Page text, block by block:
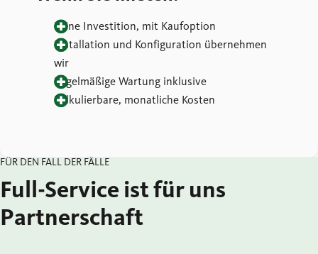
Keine Investition, mit Kaufoption
Installation und Konfiguration übernehmen
wir
Regelmäßige Wartung inklusive
Kalkulierbare, monatliche Kosten
FÜR DEN FALL DER FÄLLE
Full-Service ist für uns
Partnerschaft